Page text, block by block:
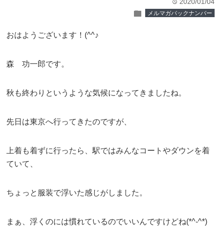
time 2020/01/04
folder メルマガバックナンバー
おはようございます！(^^♪
森 功一郎です。
秋も終わりというような気候になってきましたね。
先日は東京へ行ってきたのですが、
上着も着ずに行ったら、駅ではみんなコートやダウンを着
ていて、
ちょっと服装で浮いた感じがしました。
まぁ、浮くのには慣れているのでいいんですけどね(*^-^*)